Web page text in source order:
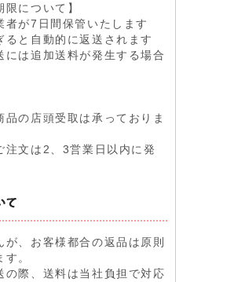
限について】
者が7日間保管いたします
ると自動的に返送されます
には追加送料が発生する場合
の店頭受取は承っておりま
文は2、3営業日以内に発
が、お客様都合の返品は原則
。
の際、送料は当社負担で対応